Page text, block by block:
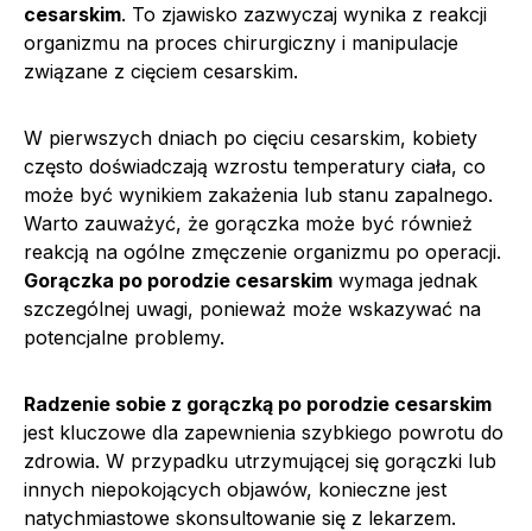
cesarskim. To zjawisko zazwyczaj wynika z reakcji
organizmu na proces chirurgiczny i manipulacje
związane z cięciem cesarskim.
W pierwszych dniach po cięciu cesarskim, kobiety
często doświadczają wzrostu temperatury ciała, co
może być wynikiem zakażenia lub stanu zapalnego.
Warto zauważyć, że gorączka może być również
reakcją na ogólne zmęczenie organizmu po operacji.
Gorączka po porodzie cesarskim wymaga jednak
szczególnej uwagi, ponieważ może wskazywać na
potencjalne problemy.
Radzenie sobie z gorączką po porodzie cesarskim
jest kluczowe dla zapewnienia szybkiego powrotu do
zdrowia. W przypadku utrzymującej się gorączki lub
innych niepokojących objawów, konieczne jest
natychmiastowe skonsultowanie się z lekarzem.